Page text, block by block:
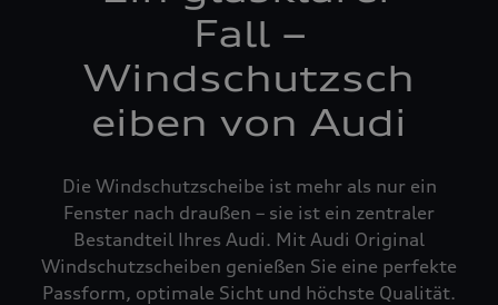
Fall –
Windschutzsch
eiben von Audi
Die Windschutzscheibe ist mehr als nur ein
Fenster nach draußen – sie ist ein zentraler
Bestandteil Ihres Audi. Mit Audi Original
Windschutzscheiben genießen Sie eine perfekte
Passform, optimale Sicht und höchste Qualität.